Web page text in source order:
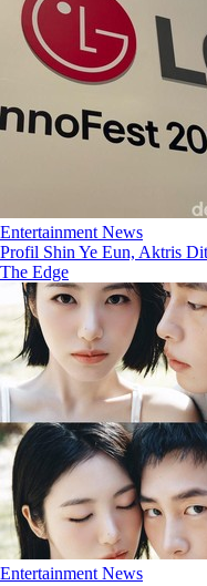
Entertainment News
Profil Shin Ye Eun, Aktris
The Edge
Entertainment News